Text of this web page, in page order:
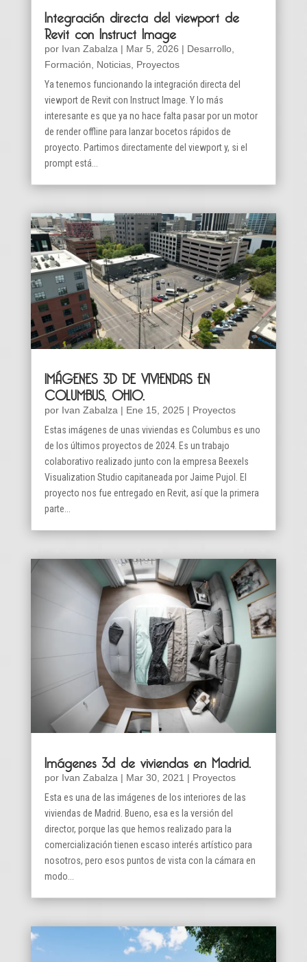
Integración directa del viewport de
Revit con Instruct Image
por Ivan Zabalza | Mar 5, 2026 | Desarrollo,
Formación
Noticias, Proyectos
Ya tenemos funcionando la integración directa del
viewport de Revit con Instruct Image. Y lo más
interesante es que ya no hace falta pasar por un motor
de render offline para lanzar bocetos rápidos de
proyecto. Partimos directamente del viewport y, si el
prompt está...
IMÁGENES 3D DE VIVIENDAS EN
COLUMBUS, OHIO.
por Ivan Zabalza | Ene 15, 2025 | Proyectos
Estas imágenes de unas viviendas es Columbus es uno
de los últimos proyectos de 2024. Es un trabajo
colaborativo realizado junto con la empresa Beexels
Visualization Studio capitaneada por Jaime Pujol. El
proyecto nos fue entregado en Revit, así que la primera
parte...
Imágenes 3d de viviendas en Madrid.
por Ivan Zabalza | Mar 30, 2021 | Proyectos
Esta es una de las imágenes de los interiores de las
viviendas de Madrid. Bueno, esa es la versión del
director, porque las que hemos realizado para la
comercialización tienen escaso interés artístico para
nosotros, pero esos puntos de vista con la cámara en
modo...